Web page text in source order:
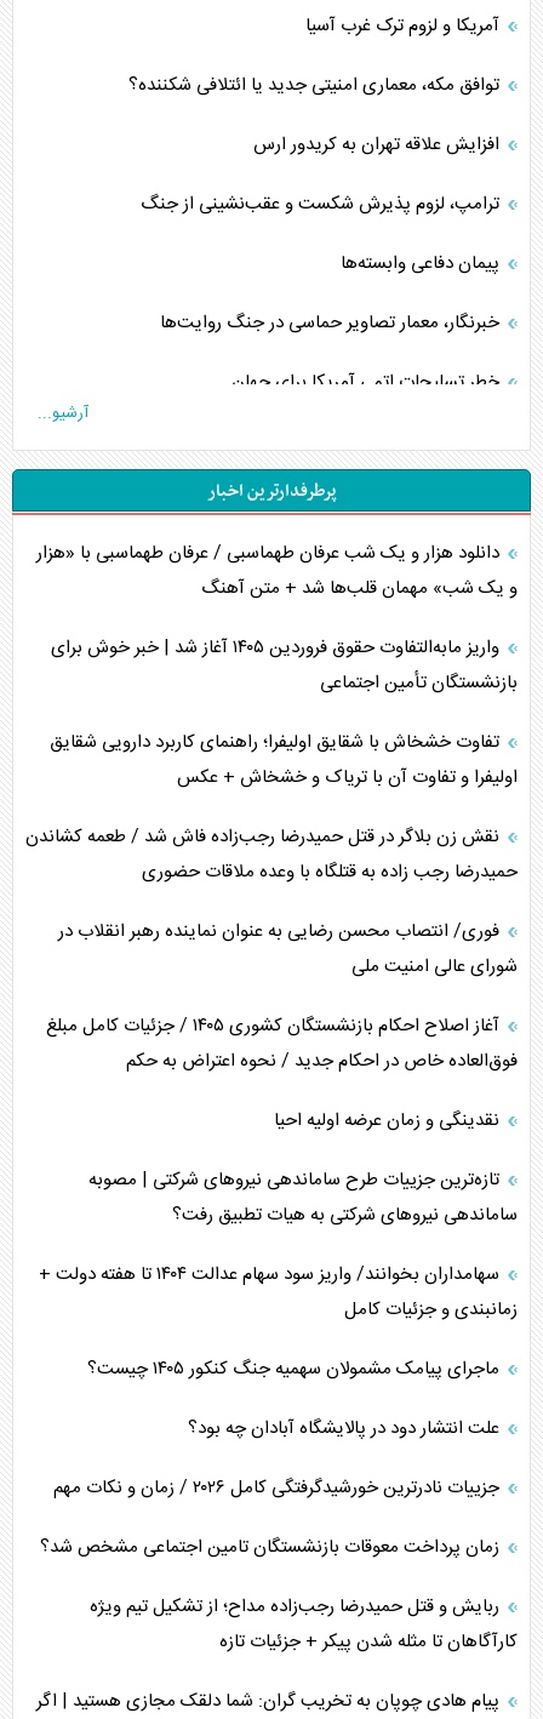
آمریکا و لزوم ترک غرب آسیا
توافق مکه، معماری امنیتی جدید یا ائتلافی شکننده؟
افزایش علاقه تهران به کریدور ارس
ترامپ، لزوم پذیرش شکست و عقب‌نشینی از جنگ
پیمان دفاعی‌ وابسته‌ها
خبرنگار، معمار تصاویر حماسی در جنگ روایت‌ها
خطر تسلیحات اتمی آمریکا برای جهان
جاده ابریشم فضایی/ نفوذ راهبردی و فرازمینی چین
انصارالله و تثبیت معادله «محاصره برابر محاصره»
مصالحه نافرجام سعودی – اماراتی
محدودیت صادرات نفت عربستان
پشت‌پرده خشم ترامپ از رسانه‌های منتقد
چگونه مقاومت صحنه جنگ را تغییر می‌دهد؟
جنگ رمضان و معضل حضور نظامیان آمریکایی
تحلیل جامع پدیده تراستی‌ها
تأثیر جنگ ایران و آمریکا بر اقتصاد جهانی
آرشیو...
پرطرفدارترین اخبار
دانلود هزار و یک شب عرفان طهماسبی / عرفان طهماسبی با «هزار
و یک شب» مهمان قلب‌ها شد + متن آهنگ
واریز مابه‌التفاوت حقوق فروردین ۱۴۰۵ آغاز شد | خبر خوش برای
بازنشستگان تأمین اجتماعی
تفاوت خشخاش با شقایق اولیفرا؛ راهنمای کاربرد دارویی شقایق
اولیفرا و تفاوت آن با تریاک و خشخاش + عکس
نقش زن بلاگر در قتل حمیدرضا رجب‌زاده فاش شد / طعمه کشاندن
حمیدرضا رجب زاده به قتلگاه با وعده ملاقات حضوری
فوری/ انتصاب محسن رضایی به عنوان نماینده رهبر انقلاب در
شورای عالی امنیت ملی
آغاز اصلاح احکام بازنشستگان کشوری ۱۴۰۵ / جزئیات کامل مبلغ
فوق‌العاده خاص در احکام جدید / نحوه اعتراض به حکم
نقدینگی و زمان عرضه اولیه احیا
تازه‌ترین جزییات طرح ساماندهی نیرو‌های شرکتی | مصوبه
ساماندهی نیرو‌های شرکتی به هیات تطبیق رفت؟
سهامداران بخوانند/ واریز سود سهام عدالت ۱۴۰۴ تا هفته دولت +
زمانبندی و جزئیات کامل
ماجرای پیامک مشمولان سهمیه جنگ کنکور ۱۴۰۵ چیست؟
علت انتشار دود در پالایشگاه آبادان چه بود؟
جزییات نادرترین خورشیدگرفتگی کامل ۲۰۲۶ / زمان و نکات مهم
زمان پرداخت معوقات بازنشستگان تامین اجتماعی مشخص شد؟
ربایش و قتل حمیدرضا رجب‌زاده مداح؛ از تشکیل تیم ویژه
کارآگاهان تا مثله شدن پیکر + جزئیات تازه
پیام هادی چوپان به تخریب گران: شما دلقک مجازی هستید | اگر